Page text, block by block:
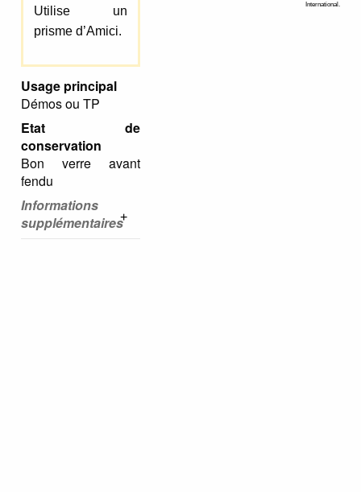
Utilise un
prisme d’Amici.
Usage principal
Démos ou TP
Etat de
conservation
Bon verre avant
fendu
Informations
supplémentaires
International.